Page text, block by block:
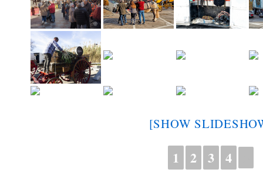
[SHOW
1 2 3 4